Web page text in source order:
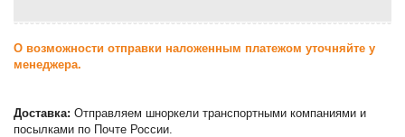
О возможности отправки наложенным платежом уточняйте у
менеджера.
Доставка:Отправляем шноркели транспортными компаниями и
посылками по Почте России.